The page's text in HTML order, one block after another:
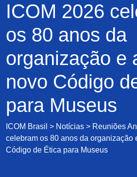
ICOM 2026
os 80 anos da
organização e
novo Código
para Museus
ICOM Brasil > Notícias > Reuniões
celebram os 80 anos da organização
Código de Ética para Museus